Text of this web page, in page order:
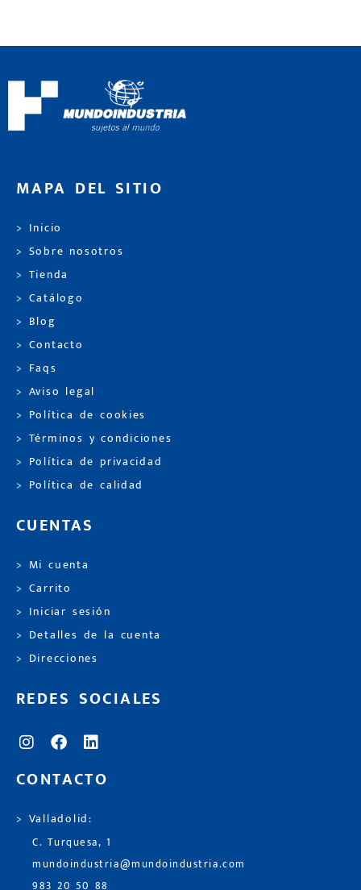
MAPA DEL SITIO
> Inicio
> Sobre nosotros
> Tienda
> Catálogo
> Blog
> Contacto
> Faqs
> Aviso legal
> Política de cookies
> Términos y condiciones
> Política de privacidad
> Política de calidad
CUENTAS
> Mi cuenta
> Carrito
> Iniciar sesión
> Detalles de la cuenta
> Direcciones
REDES SOCIALES
CONTACTO
> Valladolid:
C. Turquesa, 1
mundoindustria@mundoindustria.com
983 20 50 88